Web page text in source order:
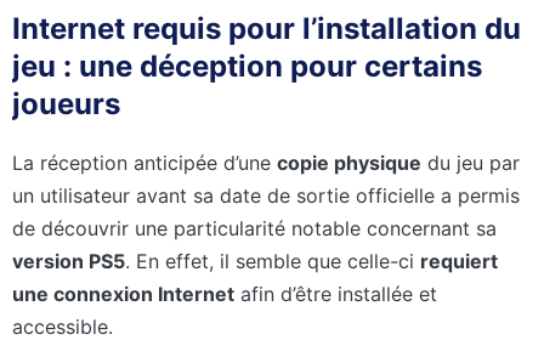
Internet requis pour l’installation du
jeu : une déception pour certains
joueurs
La réception anticipée d’une copie physique du jeu par
un utilisateur avant sa date de sortie officielle a permis
de découvrir une particularité notable concernant sa
version PS5. En effet, il semble que celle-ci requiert
une connexion Internet afin d’être installée et
accessible.